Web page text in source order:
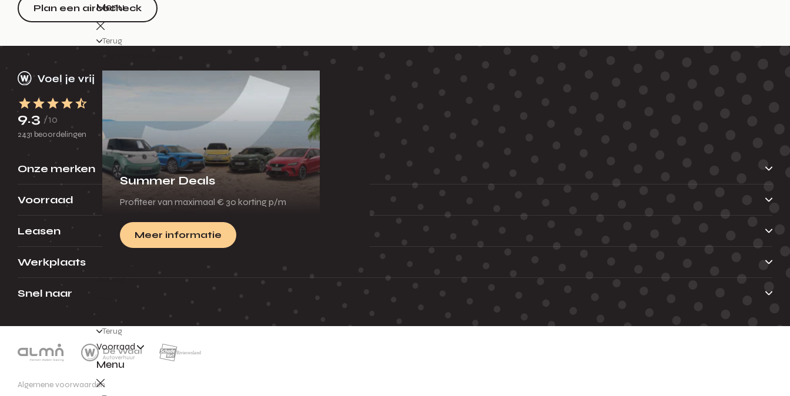
Menu
Terug
Summer Deals
Profiteer van maximaal € 30 korting p/m
Meer informatie
Zakelijk
Terug
Voorraad
Menu
Plan een aircocheck
9.3 /10
2431 beoordelingen
Onze merken
Voorraad
Leasen
Werkplaats
Snel naar
Algemene voorwaarden